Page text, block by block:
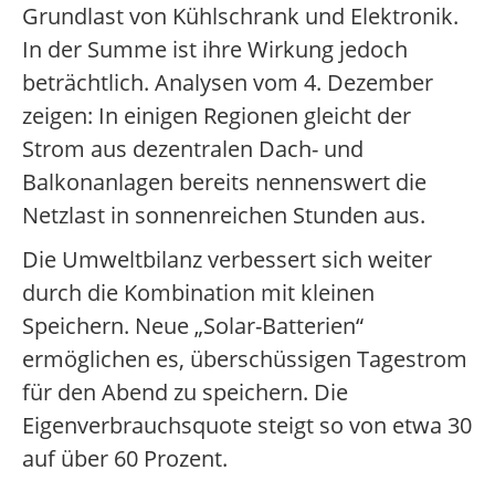
Grundlast von Kühlschrank und Elektronik.
In der Summe ist ihre Wirkung jedoch
beträchtlich. Analysen vom 4. Dezember
zeigen: In einigen Regionen gleicht der
Strom aus dezentralen Dach- und
Balkonanlagen bereits nennenswert die
Netzlast in sonnenreichen Stunden aus.
Die Umweltbilanz verbessert sich weiter
durch die Kombination mit kleinen
Speichern. Neue „Solar-Batterien“
ermöglichen es, überschüssigen Tagestrom
für den Abend zu speichern. Die
Eigenverbrauchsquote steigt so von etwa 30
auf über 60 Prozent.